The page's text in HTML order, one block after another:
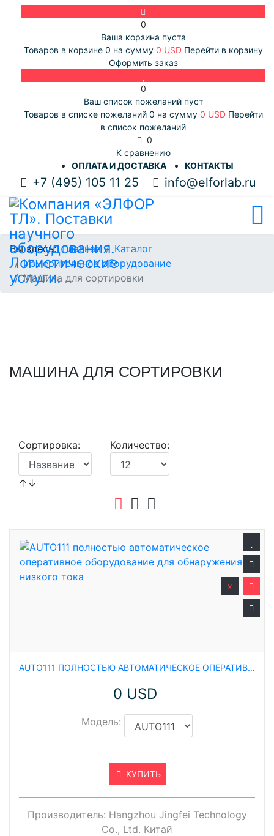
0
Ваша корзина пуста
Товаров в корзине 0 на сумму 0 USD Перейти в корзину
Оформить заказ
0
Ваш список пожеланий пуст
Товаров в списке пожеланий 0 на сумму 0 USD Перейти
в список пожеланий
0
К сравнению
ОПЛАТА И ДОСТАВКА
КОНТАКТЫ
+7 (495) 105 11 25 info@elforlab.ru
Вы здесь:Главная
Каталог
Измерительное оборудование
Машина для сортировки
МАШИНА ДЛЯ СОРТИРОВКИ
Сортировка:
↑↓
Количество:
AUTO111 ПОЛНОСТЬЮ АВТОМАТИЧЕСКОЕ ОПЕРАТИВНОЕ ОБОРУДОВАНИЕ ДЛЯ ОБНАРУЖЕНИЯ НИЗКОГО ТОКА
0 USD
Модель:
КУПИТЬ
x
Производитель: Hangzhou Jingfei Technology
Co., Ltd. Китай